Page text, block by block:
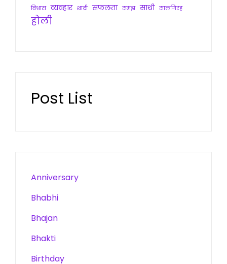
विश्वास व्यवहार शादी सफलता समझ साथी सालगिरह
होली
Post List
Anniversary
Bhabhi
Bhajan
Bhakti
Birthday